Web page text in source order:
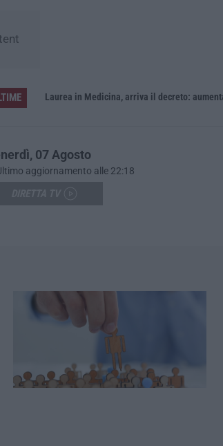
è di chi ha staccato la spina» Laurea in Medicina, arriva il decreto:
07 Agosto
aggiornamento alle 22:18